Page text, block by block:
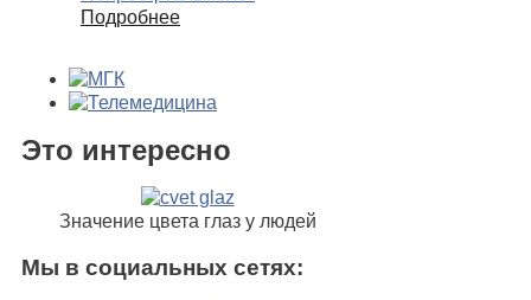
Подробнее
Это интересно
Значение цвета глаз у людей
Мы в социальных сетях: